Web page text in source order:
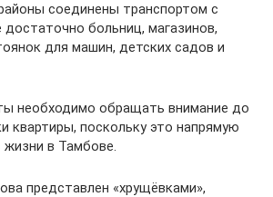
соединены транспортом с
больниц, магазинов,
для машин, детских садов и
необходимо обращать внимание до
квартиры, поскольку это напрямую
жизни в Тамбове.
представлен «хрущёвками»,